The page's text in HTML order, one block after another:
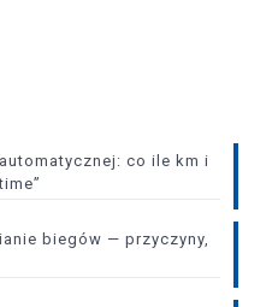
co ile km i
biegów — przyczyny,